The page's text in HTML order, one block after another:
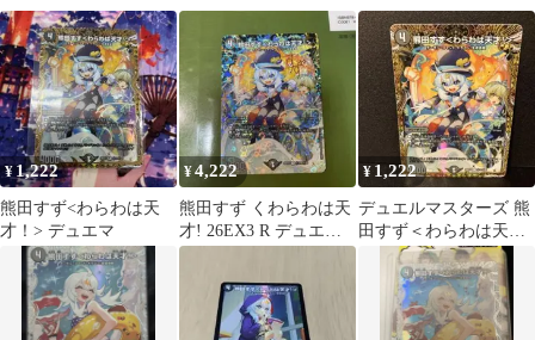
¥1,222
熊田すず<わらわは天
才！> デュエマ
¥4,222
熊田すず くわらわは天
才! 26EX3 R デュエル
マスターズ
¥ 1,222
デュエルマスターズ 熊
田すず＜わらわは天
才！＞